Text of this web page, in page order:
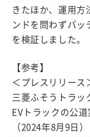
きたほか、運用方
ンドを問わずバッ
を検証しました。
【参考】
＜プレスリリース
三菱ふそうトラッ
EVトラックの公
（2024年8月9日）